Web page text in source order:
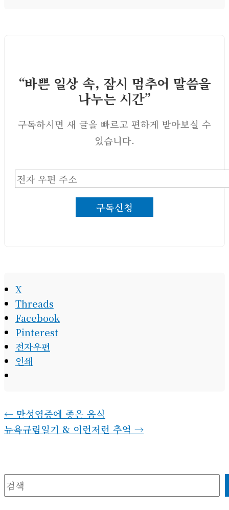
“바쁜 일상 속, 잠시 멈추어 말씀을
나누는 시간”
구독하시면 새 글을 빠르고 편하게 받아보실 수
있습니다.
전
구독신청
X
Threads
Facebook
Pinterest
전자우편
인쇄
← 만성염증에 좋은 음식
뉴욕규림일기 & 이런저런 추억 →
검색